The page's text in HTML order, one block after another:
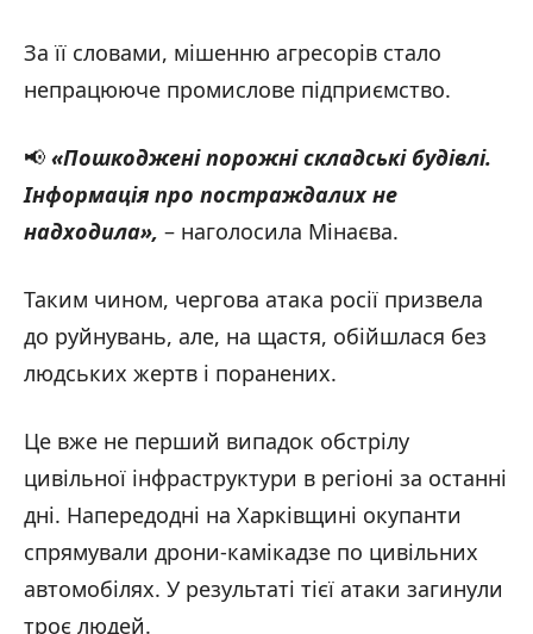
За її словами, мішенню агресорів стало
непрацююче промислове підприємство.
📢 «Пошкоджені порожні складські будівлі.
Інформація про постраждалих не
надходила», – наголосила Мінаєва.
Таким чином, чергова атака росії призвела
до руйнувань, але, на щастя, обійшлася без
людських жертв і поранених.
Це вже не перший випадок обстрілу
цивільної інфраструктури в регіоні за останні
дні. Напередодні на Харківщині окупанти
спрямували дрони-камікадзе по цивільних
автомобілях. У результаті тієї атаки загинули
троє людей.